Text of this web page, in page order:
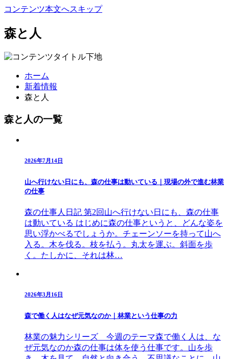
コンテンツ本文へスキップ
森と人
ホーム
新着情報
森と人
森と人の一覧
2026年7月14日
山へ行けない日にも、森の仕事は動いている｜現場の外で進む林業
の仕事
森の仕事人日記 第2回山へ行けない日にも、森の仕事
は動いている はじめに森の仕事というと、どんな姿を
思い浮かべるでしょうか。チェーンソーを持って山へ
入る。木を伐る。枝を払う。丸太を運ぶ。斜面を歩
く。たしかに、それは林…
2026年3月16日
森で働く人はなぜ元気なのか｜林業という仕事の力
林業の魅力シリーズ 今週のテーマ森で働く人は、な
ぜ元気なのか森の仕事は体を使う仕事です。山を歩